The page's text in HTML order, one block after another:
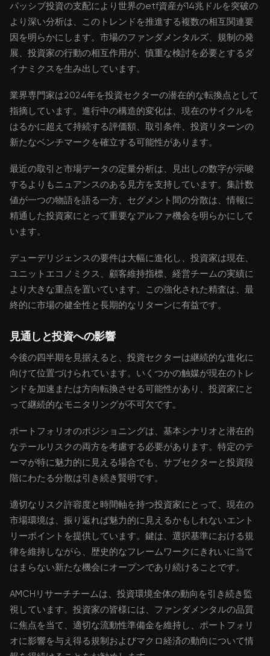
パッシブ投資の支配により世界のetf資産が14兆ドルを突破の
より深い分析は、このトレンドを推進する複数の相互関連要
因を明らかにします。市場のファンダメンタルズ、規制の発
展、投資家の行動の相互作用が、慎重な検討を必要とするダ
イナミクスを生み出しています。
業界専門家は2024年を投資セクターの潜在的な転換点として
指摘しています。進行中の構造的変化は、現在のサイクルを
はるかに超えて持続する評価額、取引条件、投資リターンの
新たなベンチマークを確立する可能性があります。
最近の取引と市場データの定量分析は、見出しの数字が示唆
するよりもニュアンスのある見方を支持しています。集計数
値が一つの物語を語る一方、セグメント間の分散は、情報に
精通した投資家にとって重要なアルファ機会を明らかにして
います。
デューデリジェンスの要件は大幅に進化し、投資家は現在、
ユニットエコノミクス、顧客維持指標、経営チームの実績に
より大きな重点を置いています。この強化された精査は、最
終的に市場の健全性と長期的なリターンに有益です。
見通しと投資への影響
今後の四半期を見据えると、投資セクターは継続的な進化に
向けて位置づけられています。いくつかの触媒が現在のトレ
ンドを加速または方向転換させる可能性があり、投資家にと
って継続的なモニタリングが不可欠です。
ポートフォリオのポジショニングは、基本シナリオと潜在的
なテールリスクの両方を考慮する必要があります。特定のテ
ーマが特に魅力的に見える場合でも、サブセクターと投資段
階にわたる分散は引き続き賢明です。
適切なリスク許容度と時間軸を持つ投資家にとって、現在の
市場環境は、振り返れば魅力的に見えるかもしれないエント
リーポイントを提供しています。鍵は、選択基準における規
律を維持しながら、歴史的なフレームワークにきれいに当て
はまらない新たな機会にオープンであり続けることです。
AMCHリサーチチームは、投資環境全体の動向を引き続き監
視しています。投資家の皆様には、ファンダメンタルの品質
に焦点を当て、適切な流動性準備金を維持し、ポートフォリ
オに影響を与え得る規制およびマクロ経済の動向について情